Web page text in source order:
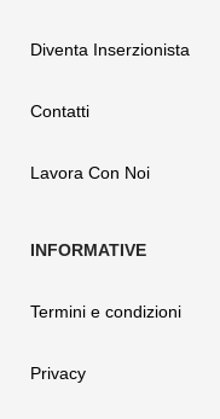
Diventa Inserzionista
Contatti
Lavora Con Noi
Termini e condizioni
Privacy